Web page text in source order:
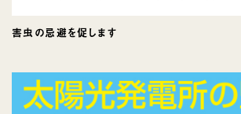
害虫の忌避を促します